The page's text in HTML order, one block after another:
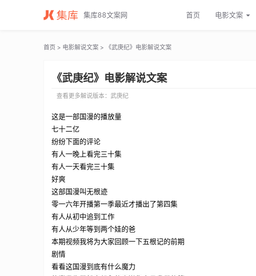
武庚纪电影解说文案_武庚纪电影解说词_武庚纪电影解说稿
集库88文案网 首页 电影文案
首页 > 电影解说文案 > 《武庚纪》电影解说文案
《武庚纪》电影解说文案
查看更多解说版本： 武庚纪
这是一部国漫的播放量
七十二亿
纷纷下面的评论
有人一晚上看完三十集
有人一天看完三十集
好爽
这部国漫叫无根迹
零一六年开播第一季最近才播出了第四集
有人从初中追到工作
有人从少年等到两个娃的爸
本期视频我将为大家回顾一下五根记的前期
剧情
看看这国漫到底有什么魔力